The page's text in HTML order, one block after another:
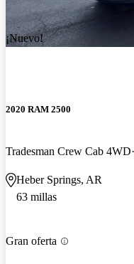
¡Nuevo!
2020 RAM 2500
Tradesman Crew Cab 4WD
Heber Springs, AR
63 millas
Gran oferta